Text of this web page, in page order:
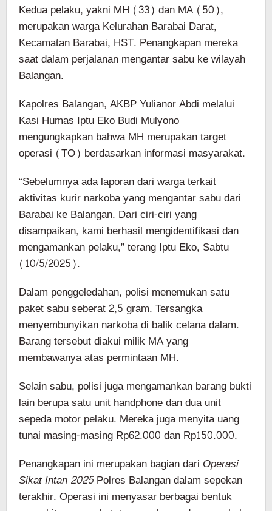
Kedua pelaku, yakni MH (33) dan MA (50),
merupakan warga Kelurahan Barabai Darat,
Kecamatan Barabai, HST. Penangkapan mereka
saat dalam perjalanan mengantar sabu ke wilayah
Balangan.
Kapolres Balangan, AKBP Yulianor Abdi melalui
Kasi Humas Iptu Eko Budi Mulyono
mengungkapkan bahwa MH merupakan target
operasi (TO) berdasarkan informasi masyarakat.
“Sebelumnya ada laporan dari warga terkait
aktivitas kurir narkoba yang mengantar sabu dari
Barabai ke Balangan. Dari ciri-ciri yang
disampaikan, kami berhasil mengidentifikasi dan
mengamankan pelaku,” terang Iptu Eko, Sabtu
(10/5/2025).
Dalam penggeledahan, polisi menemukan satu
paket sabu seberat 2,5 gram. Tersangka
menyembunyikan narkoba di balik celana dalam.
Barang tersebut diakui milik MA yang
membawanya atas permintaan MH.
Selain sabu, polisi juga mengamankan barang bukti
lain berupa satu unit handphone dan dua unit
sepeda motor pelaku. Mereka juga menyita uang
tunai masing-masing Rp62.000 dan Rp150.000.
Penangkapan ini merupakan bagian dari Operasi
Sikat Intan 2025Polres Balangan dalam sepekan
terakhir. Operasi ini menyasar berbagai bentuk